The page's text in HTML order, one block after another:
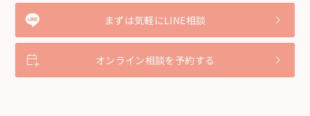
まずは気軽にLINE相談
オンライン相談を予約する